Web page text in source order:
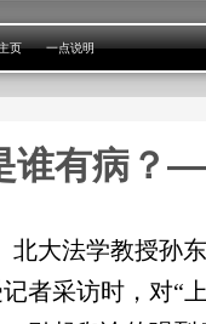
页 一点说明
谁有病？
北大法学教授孙
者采访时，对“